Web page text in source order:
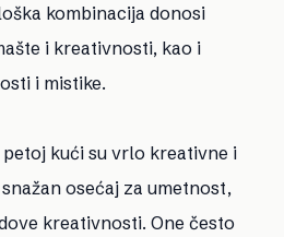
kombinacija donosi
i kreativnosti, kao i
i mistike.
petoj kući su vrlo kreativne i
osećaj za umetnost,
kreativnosti. One često